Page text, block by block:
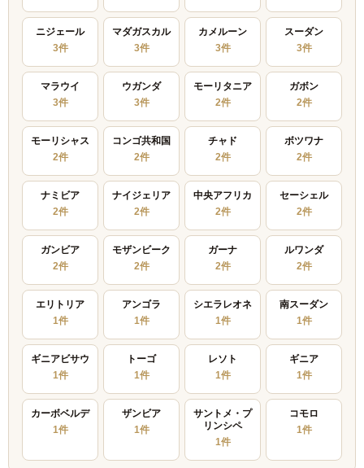
ニジェール
3件
マダガスカル
3件
カメルーン
3件
スーダン
3件
マラウイ
3件
ウガンダ
3件
モーリタニア
2件
ガボン
2件
モーリシャス
2件
コンゴ共和国
2件
チャド
2件
ボツワナ
2件
ナミビア
2件
ナイジェリア
2件
中央アフリカ
2件
セーシェル
2件
ガンビア
2件
モザンビーク
2件
ガーナ
2件
ルワンダ
2件
エリトリア
1件
アンゴラ
1件
シエラレオネ
1件
南スーダン
1件
ギニアビサウ
1件
トーゴ
1件
レソト
1件
ギニア
1件
カーボベルデ
1件
ザンビア
1件
サントメ・プ
リンシペ
1件
コモロ
1件